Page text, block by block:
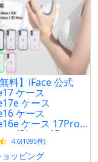
無料】iFace 公式
ケース
ケース
ケース
ケース 17Pro
ス iPhone15 ケー
ケースクリア 耐
ゃれ 韓国
4.6(1095件)
ッピング